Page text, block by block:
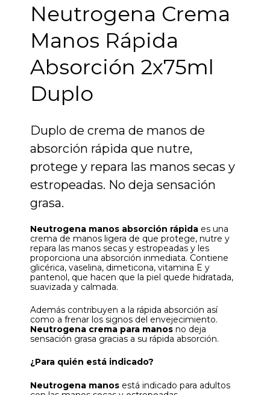
Neutrogena Crema
Manos Rápida
Absorción 2x75ml
Duplo
Duplo de crema de manos de
absorción rápida que nutre,
protege y repara las manos secas y
estropeadas. No deja sensación
grasa.
Neutrogena manos absorción rápida es una
crema de manos ligera de que protege, nutre y
repara las manos secas y estropeadas y les
proporciona una absorción inmediata. Contiene
glicérica, vaselina, dimeticona, vitamina E y
pantenol, que hacen que la piel quede hidratada,
suavizada y calmada.
Además contribuyen a la rápida absorción así
como a frenar los signos del envejecimiento.
Neutrogena crema para manos no deja
sensación grasa gracias a su rápida absorción.
¿Para quién está indicado?
Neutrogena manos está indicado para adultos